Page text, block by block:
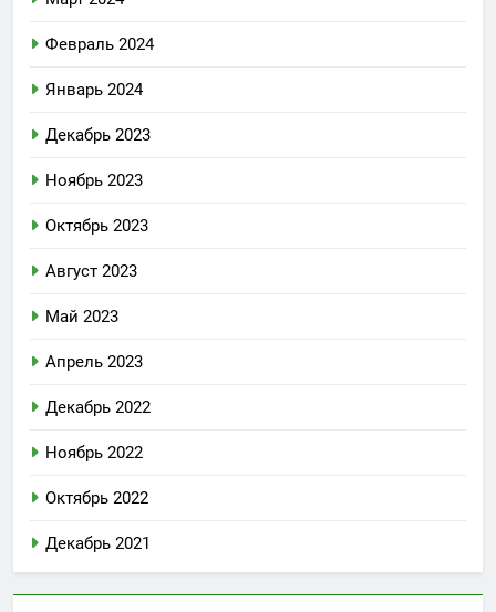
Февраль 2024
Январь 2024
Декабрь 2023
Ноябрь 2023
Октябрь 2023
Август 2023
Май 2023
Апрель 2023
Декабрь 2022
Ноябрь 2022
Октябрь 2022
Декабрь 2021